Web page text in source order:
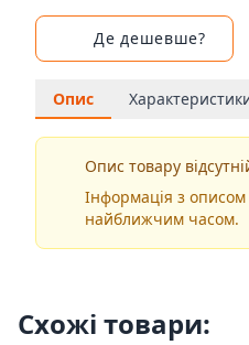
Де дешевше?
Опис
Опис товару
Інформація з описом
найближчим часом.
Схожі товари: